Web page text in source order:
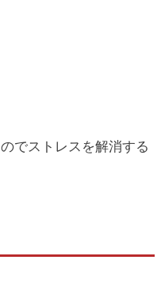
でストレスを解消する